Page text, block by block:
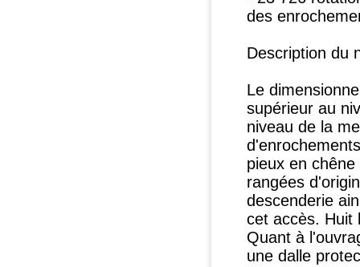
des
Description du
Le
supérieur au
niveau de la
pieux en
rangées
descenderie
cet accès. Huit
Quant à
une dalle